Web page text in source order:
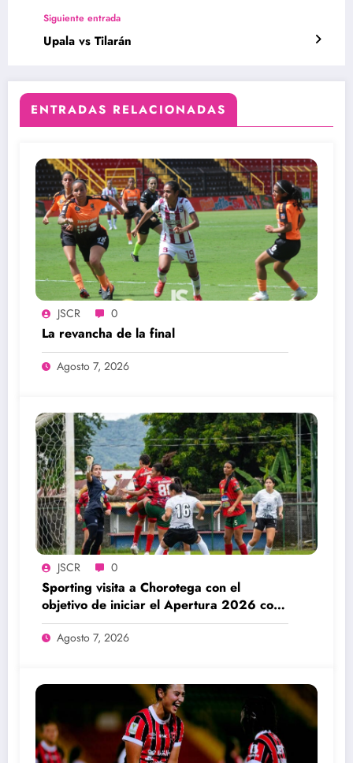
Siguiente entrada
Upala vs Tilarán
ENTRADAS RELACIONADAS
JSCR 0
La revancha de la final
Agosto 7, 2026
JSCR 0
Sporting visita a Chorotega con el
objetivo de iniciar el Apertura 2026 con
una victoria
Agosto 7, 2026